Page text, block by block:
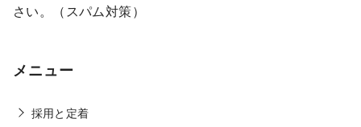
さい。（スパム対策）
メニュー
採用と定着